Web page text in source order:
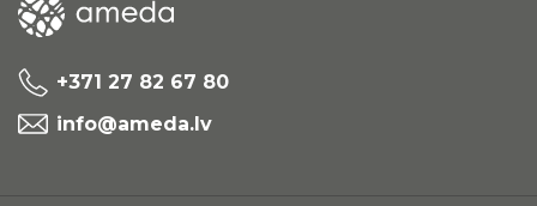
+371 27 82 67 80
info@ameda.lv